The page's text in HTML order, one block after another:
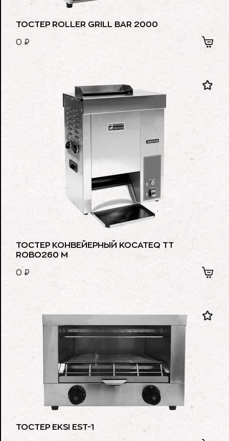
ТОСТЕР ROLLER GRILL BAR 2000
0 ₽
ТОСТЕР КОНВЕЙЕРНЫЙ KOCATEQ TT
ROBO260 M
0 ₽
ТОСТЕР EKSI EST-1